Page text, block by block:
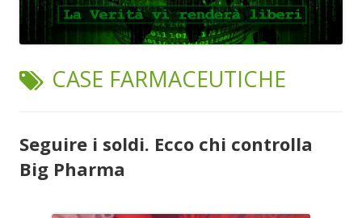
TAG:
CASE FARMACEUTICHE
Seguire i soldi. Ecco chi controlla
Big Pharma